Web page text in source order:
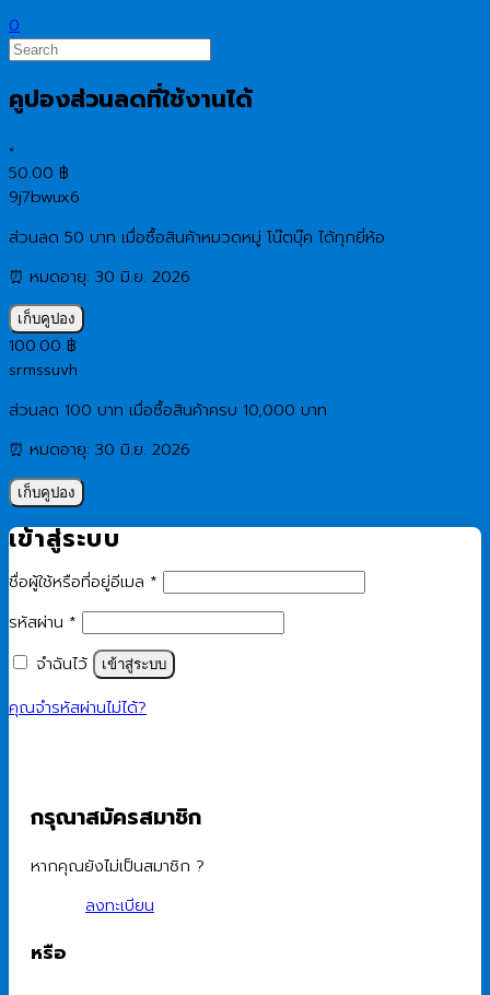
0
คูปองส่วนลดที่ใช้งานได้
×
50.00 ฿
9j7bwux6
ส่วนลด 50 บาท เมื่อซื้อสินค้าหมวดหมู่ โน๊ตบุ๊ค ได้ทุกยี่ห้อ
⏰ หมดอายุ: 30 มิ.ย. 2026
เก็บคูปอง
100.00 ฿
srmssuvh
ส่วนลด 100 บาท เมื่อซื้อสินค้าครบ 10,000 บาท
⏰ หมดอายุ: 30 มิ.ย. 2026
เก็บคูปอง
เข้าสู่ระบบ
ชื่อผู้ใช้หรือที่อยู่อีเมล *
รหัสผ่าน *
จำฉันไว้
เข้าสู่ระบบ
คุณจำรหัสผ่านไม่ได้?
กรุณาสมัครสมาชิก
หากคุณยังไม่เป็นสมาชิก ?
ลงทะเบียน
หรือ